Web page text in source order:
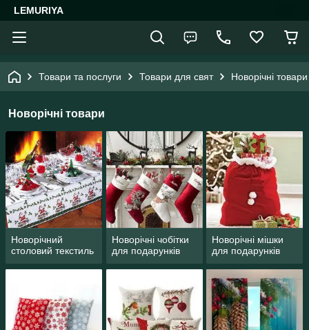
LEMURIYA
Товари та послуги Товари для свят Новорічні товари
Новорічні товари
Новорічний
столовий текстиль
Новорічні чобітки
для подарунків
Новорічні мішки
для подарунків